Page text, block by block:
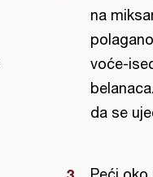
na
voće-
da se